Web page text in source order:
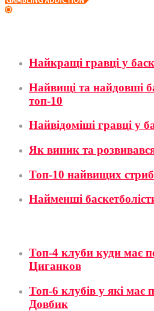
Найкращі гравці у
Найвищі та найдовші
топ-10
Найвідоміші гравці у
Як виник та
Топ-10 найвищих
Найменші
Топ-4 клуби куди має
Циганков
Топ-6 клубів у які має
Довбик